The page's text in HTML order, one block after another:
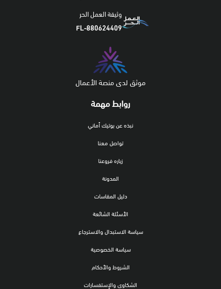
روابط مهمة
نبذه عن بوتيك أماني
تواصل معنا
زياره فروعنا
المدونة
دليل المقاسات
الأسئلة الشائعة
سياسة الاستبدال والاسترجاع
سياسة الخصوصية
الشروط والأحكام
الشكاوى والإستفسارات
وثيقة العمل الحر
FL-880624409
موثق لدى منصة الأعمال